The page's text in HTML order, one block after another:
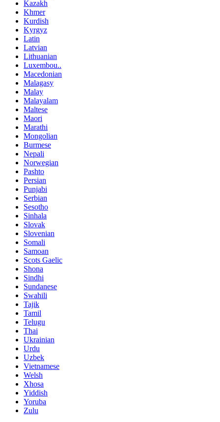
Kazakh
Khmer
Kurdish
Kyrgyz
Latin
Latvian
Lithuanian
Luxembou..
Macedonian
Malagasy
Malay
Malayalam
Maltese
Maori
Marathi
Mongolian
Burmese
Nepali
Norwegian
Pashto
Persian
Punjabi
Serbian
Sesotho
Sinhala
Slovak
Slovenian
Somali
Samoan
Scots Gaelic
Shona
Sindhi
Sundanese
Swahili
Tajik
Tamil
Telugu
Thai
Ukrainian
Urdu
Uzbek
Vietnamese
Welsh
Xhosa
Yiddish
Yoruba
Zulu